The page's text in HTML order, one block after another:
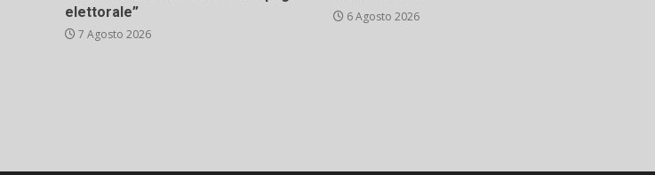
elettorale”
7 Agosto 2026
6 Agosto 2026